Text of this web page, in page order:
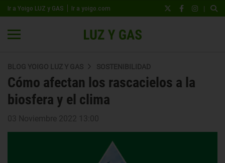
Ir a Yoigo LUZ y GAS Ir a yoigo.com |
BLOG YOIGO LUZ Y GAS SOSTENIBILIDAD
Cómo afectan los rascacielos a la
biosfera y el clima
03 Noviembre 2022 13:00